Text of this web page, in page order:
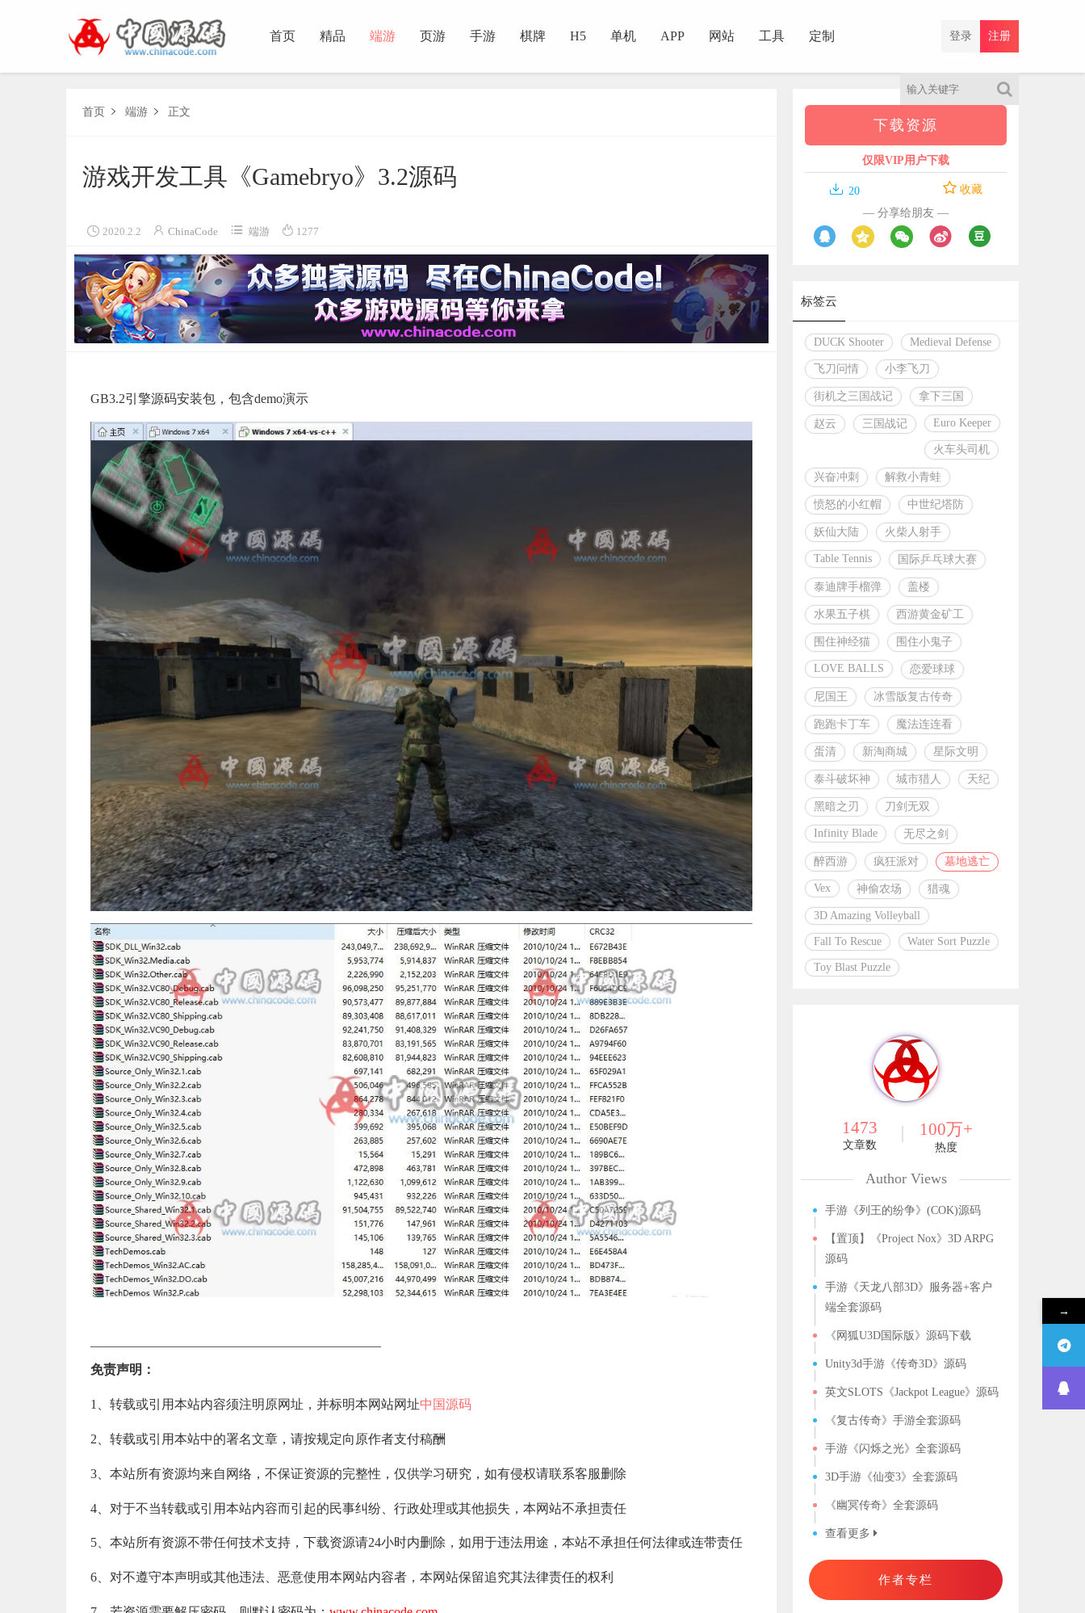
首页 精品 端游 页游 手游 棋牌 H5 单机 APP 网站 工具 定制 注册
登录
首页  端游  正文
游戏开发工具《Gamebryo》3.2源码
 2020.2.2  ChinaCode  端游  1277
GB3.2引擎源码安装包，包含demo演示
——————————————————————–
免责声明：
1、转载或引用本站内容须注明原网址，并标明本网站网址中国源码
2、转载或引用本站中的署名文章，请按规定向原作者支付稿酬
3、本站所有资源均来自网络，不保证资源的完整性，仅供学习研究，如有侵权请联系客服删除
4、对于不当转载或引用本站内容而引起的民事纠纷、行政处理或其他损失，本网站不承担责任
5、本站所有资源不带任何技术支持，下载资源请24小时内删除，如用于违法用途，本站不承担任何法律或连带责任
6、对不遵守本声明或其他违法、恶意使用本网站内容者，本网站保留追究其法律责任的权利
下载资源
仅限VIP用户下载
 20
收藏
— 分享给朋友 —
标签云
DUCK Shooter Medieval Defense
飞刀问情 小李飞刀
街机之三国战记 拿下三国
赵云 三国战记 Euro Keeper
火车头司机
兴奋冲刺 解救小青蛙
愤怒的小红帽 中世纪塔防
妖仙大陆 火柴人射手
Table Tennis 国际乒乓球大赛
泰迪牌手榴弹 盖楼
水果五子棋 西游黄金矿工
围住神经猫 围住小鬼子
LOVE BALLS 恋爱球球
尼国王 冰雪版复古传奇
跑跑卡丁车 魔法连连看
蛋清 新淘商城 星际文明
泰斗破坏神 城市猎人 天纪
黑暗之刃 刀剑无双
Infinity Blade 无尽之剑
醉西游 疯狂派对 墓地逃亡
Vex 神偷农场 猎魂
3D Amazing Volleyball
Fall To Rescue Water Sort Puzzle
Toy Blast Puzzle
1473
文章数
100万+
热度
Author Views
手游《列王的纷争》(COK)源码
【置顶】《Project Nox》3D ARPG
源码
手游《天龙八部3D》服务器+客户
端全套源码
《网狐U3D国际版》源码下载
Unity3d手游《传奇3D》源码
英文SLOTS《Jackpot League》源码
《复古传奇》手游全套源码
手游《闪烁之光》全套源码
3D手游《仙变3》全套源码
《幽冥传奇》全套源码
查看更多
作者专栏
→